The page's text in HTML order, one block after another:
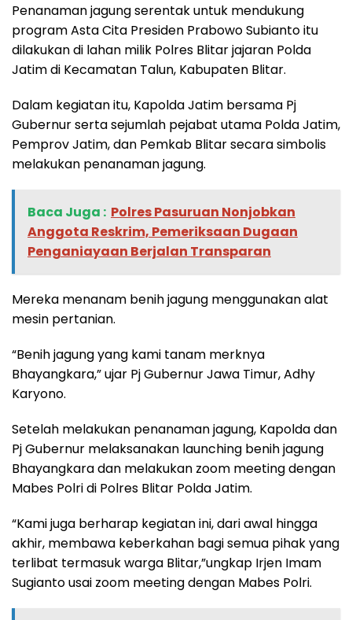
Penanaman jagung serentak untuk mendukung
program Asta Cita Presiden Prabowo Subianto itu
dilakukan di lahan milik Polres Blitar jajaran Polda
Jatim di Kecamatan Talun, Kabupaten Blitar.
Dalam kegiatan itu, Kapolda Jatim bersama Pj
Gubernur serta sejumlah pejabat utama Polda Jatim,
Pemprov Jatim, dan Pemkab Blitar secara simbolis
melakukan penanaman jagung.
Baca Juga : ‎Polres Pasuruan Nonjobkan
Anggota Reskrim, Pemeriksaan Dugaan
Penganiayaan Berjalan Transparan
Mereka menanam benih jagung menggunakan alat
mesin pertanian.
“Benih jagung yang kami tanam merknya
Bhayangkara,” ujar Pj Gubernur Jawa Timur, Adhy
Karyono.
Setelah melakukan penanaman jagung, Kapolda dan
Pj Gubernur melaksanakan launching benih jagung
Bhayangkara dan melakukan zoom meeting dengan
Mabes Polri di Polres Blitar Polda Jatim.
“Kami juga berharap kegiatan ini, dari awal hingga
akhir, membawa keberkahan bagi semua pihak yang
terlibat termasuk warga Blitar,”ungkap Irjen Imam
Sugianto usai zoom meeting dengan Mabes Polri.